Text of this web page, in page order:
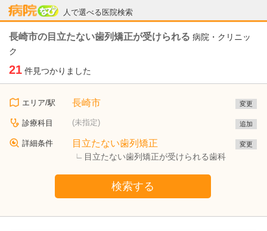
人で選べる医院検索
病院なび
長崎市の目立たない歯列矯正が受けられる 病院・クリニッ
ク
21 件見つかりました
エリア/駅 長崎市 変更
診療科目 (未指定) 追加
詳細条件 目立たない歯列矯正
目立たない歯列矯正が受けられる歯科
変更
検索する